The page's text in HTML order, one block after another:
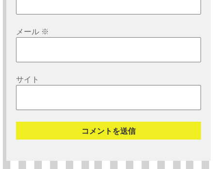
メール ※
サイト